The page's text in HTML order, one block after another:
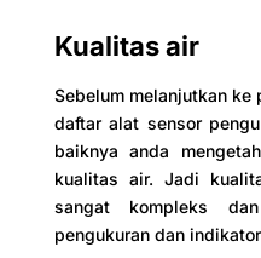
Kualitas air
Sebelum melanjutkan ke
daftar alat sensor
baiknya anda
kualitas air. Jadi
sangat kompleks
pengukuran dan